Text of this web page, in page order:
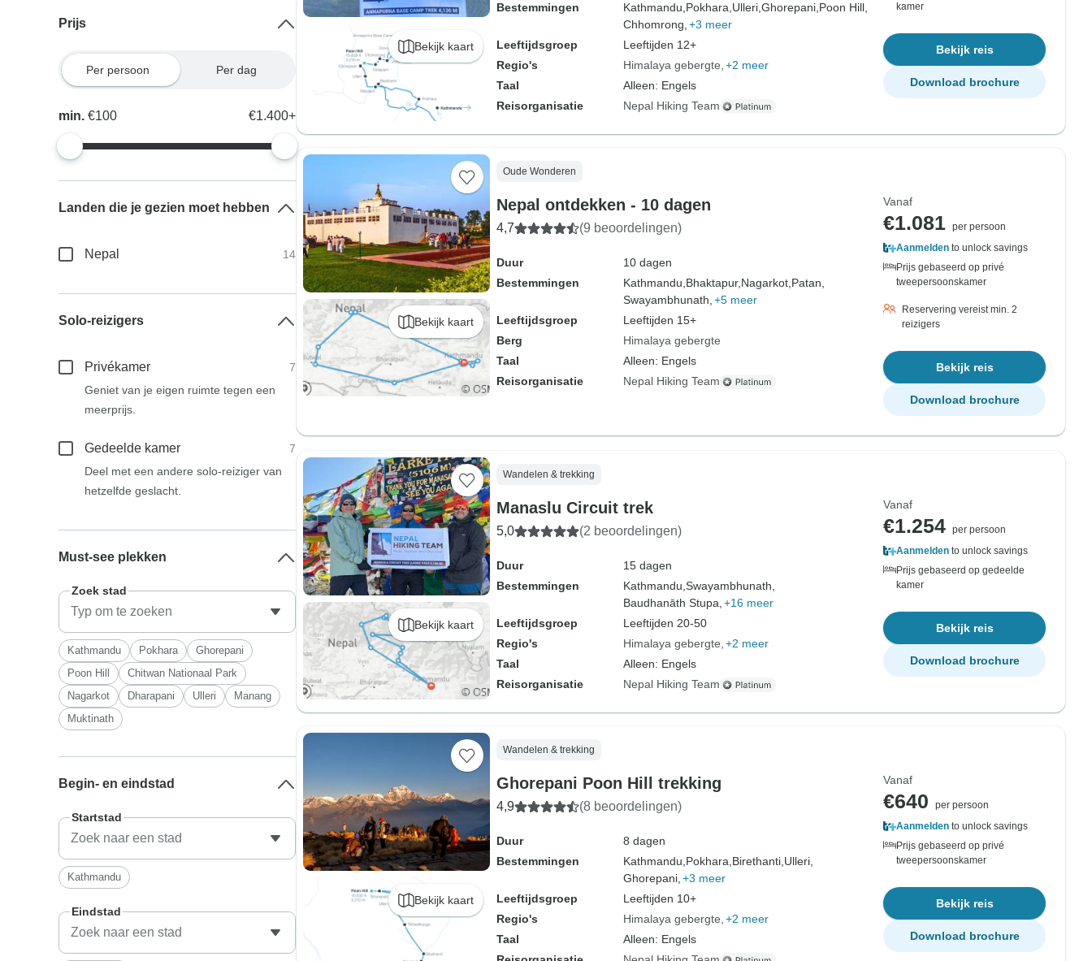
Bekijk kaart
Bestemmingen
Kathmandu, Pokhara, Ulleri, Ghorepani, Poon Hill,
Chhomrong, +3 meer
Leeftijdsgroep
Leeftijden 12+
Regio's
Himalaya gebergte +2 meer
Taal
Alleen: Engels
Reisorganisatie
Nepal Hiking Team
kamer
Bekijk reis
Download brochure
Bekijk kaart
Oude Wonderen
Nepal ontdekken - 10 dagen
4,7 (9 beoordelingen)
Duur
10 dagen
Bestemmingen
Kathmandu, Bhaktapur, Nagarkot, Patan,
Swayambhunath, +5 meer
Leeftijdsgroep
Leeftijden 15+
Berg
Himalaya gebergte
Taal
Alleen: Engels
Reisorganisatie
Nepal Hiking Team
Vanaf
€1.081 per persoon
Aanmelden to unlock savings
Prijs gebaseerd op privé
tweepersoonskamer
Reservering vereist min. 2
reizigers
Bekijk reis
Download brochure
Bekijk kaart
Wandelen & trekking
Manaslu Circuit trek
5,0 (2 beoordelingen)
Duur
15 dagen
Bestemmingen
Kathmandu, Swayambhunath,
Baudhanāth Stupa, +16 meer
Leeftijdsgroep
Leeftijden 20-50
Regio's
Himalaya gebergte +2 meer
Taal
Alleen: Engels
Reisorganisatie
Nepal Hiking Team
Vanaf
€1.254 per persoon
Aanmelden to unlock savings
Prijs gebaseerd op gedeelde
kamer
Bekijk reis
Download brochure
Bekijk kaart
Wandelen & trekking
Ghorepani Poon Hill trekking
4,9 (8 beoordelingen)
Duur
8 dagen
Bestemmingen
Kathmandu, Pokhara, Birethanti, Ulleri,
Ghorepani, +3 meer
Leeftijdsgroep
Leeftijden 10+
Regio's
Himalaya gebergte +2 meer
Taal
Alleen: Engels
Vanaf
€640
per persoon
Aanmelden to unlock savings
Prijs gebaseerd op privé
tweepersoonskamer
Bekijk reis
Download brochure
Prijs
Per persoon Per dag
min.€100 €1.400+
Landen die je gezien moet hebben
Nepal 14
Solo-reizigers
Privékamer
7
Geniet van je eigen ruimte tegen een
meerprijs.
Gedeelde kamer
7
Deel met een andere solo-reiziger van
hetzelfde geslacht.
Must-see plekken
Zoek stad
Kathmandu Pokhara
Ghorepani
Poon Hill
Chitwan Nationaal Park
Nagarkot
Dharapani Ulleri
Manang
Muktinath
Begin- en eindstad
Startstad
Kathmandu
Eindstad